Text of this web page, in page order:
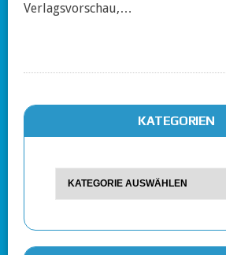
Verlagsvorschau,…
KATEGORIEN